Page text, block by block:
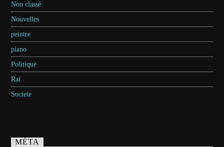
Non classé
Nouvelles
peintre
piano
Politique
Raï
Societe
MÉTA